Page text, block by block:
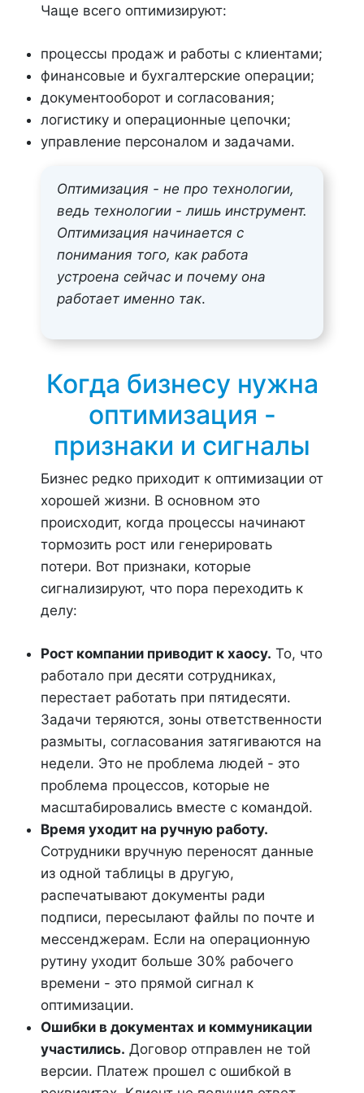
Чаще всего оптимизируют:
процессы продаж и работы с клиентами;
финансовые и бухгалтерские операции;
документооборот и согласования;
логистику и операционные цепочки;
управление персоналом и задачами.
Оптимизация - не про технологии,
ведь технологии - лишь инструмент.
Оптимизация начинается с
понимания того, как работа
устроена сейчас и почему она
работает именно так.
Когда бизнесу нужна
оптимизация -
признаки и сигналы
Бизнес редко приходит к оптимизации от
хорошей жизни. В основном это
происходит, когда процессы начинают
тормозить рост или генерировать
потери. Вот признаки, которые
сигнализируют, что пора переходить к
делу:
Рост компании приводит к хаосу. То, что
работало при десяти сотрудниках,
перестает работать при пятидесяти.
Задачи теряются, зоны ответственности
размыты, согласования затягиваются на
недели. Это не проблема людей - это
проблема процессов, которые не
масштабировались вместе с командой.
Время уходит на ручную работу.
Сотрудники вручную переносят данные
из одной таблицы в другую,
распечатывают документы ради
подписи, пересылают файлы по почте и
мессенджерам. Если на операционную
рутину уходит больше 30% рабочего
времени - это прямой сигнал к
оптимизации.
Ошибки в документах и коммуникации
участились. Договор отправлен не той
версии. Платеж прошел с ошибкой в